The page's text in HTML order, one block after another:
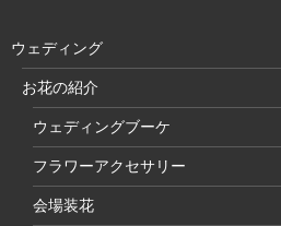
ウェディング
お花の紹介
ウェディングブーケ
フラワーアクセサリー
会場装花